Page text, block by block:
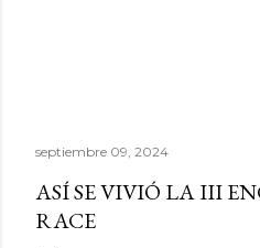
septiembre 09, 2024
ASÍ SE VIVIÓ LA III
RACE